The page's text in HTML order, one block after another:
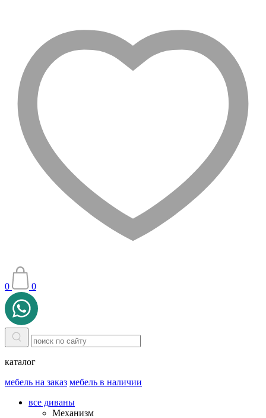
0 0
каталог
мебель на заказ мебель в наличии
все диваны
Механизм